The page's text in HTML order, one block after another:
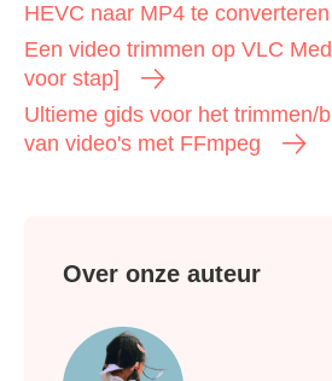
HEVC naar MP4 te converteren
Een video trimmen op VLC
voor stap]
Ultieme gids voor het trimmen/
van video's met FFmpeg
Over onze auteur